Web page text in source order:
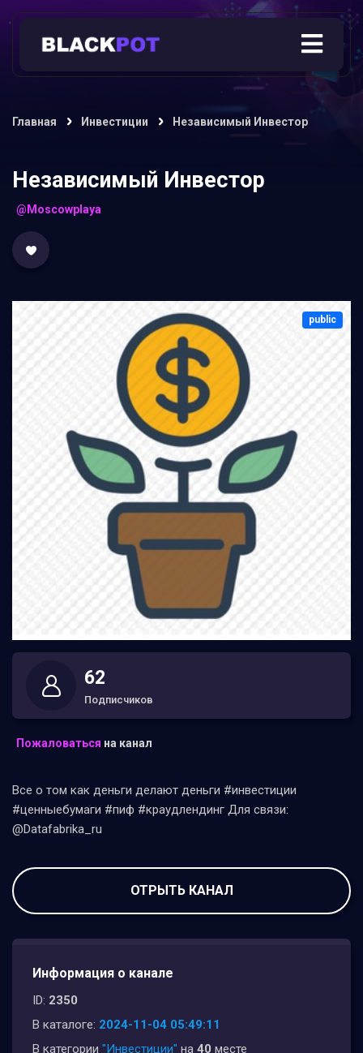
Главная Инвестиции Независимый Инвестор
Независимый Инвестор
@Moscowplaya
public
62
Подписчиков
Пожаловаться на канал
Все о том как деньги делают деньги #инвестиции
#ценныебумаги #пиф #краудлендинг Для связи:
@Datafabrika_ru
ОТРЫТЬ КАНАЛ
Информация о канале
ID: 2350
В каталоге: 2024-11-04 05:49:11
В категории "Инвестиции" на 40 месте